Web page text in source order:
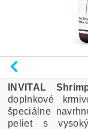
INVITAL
doplnkové
špeciálne
peliet s